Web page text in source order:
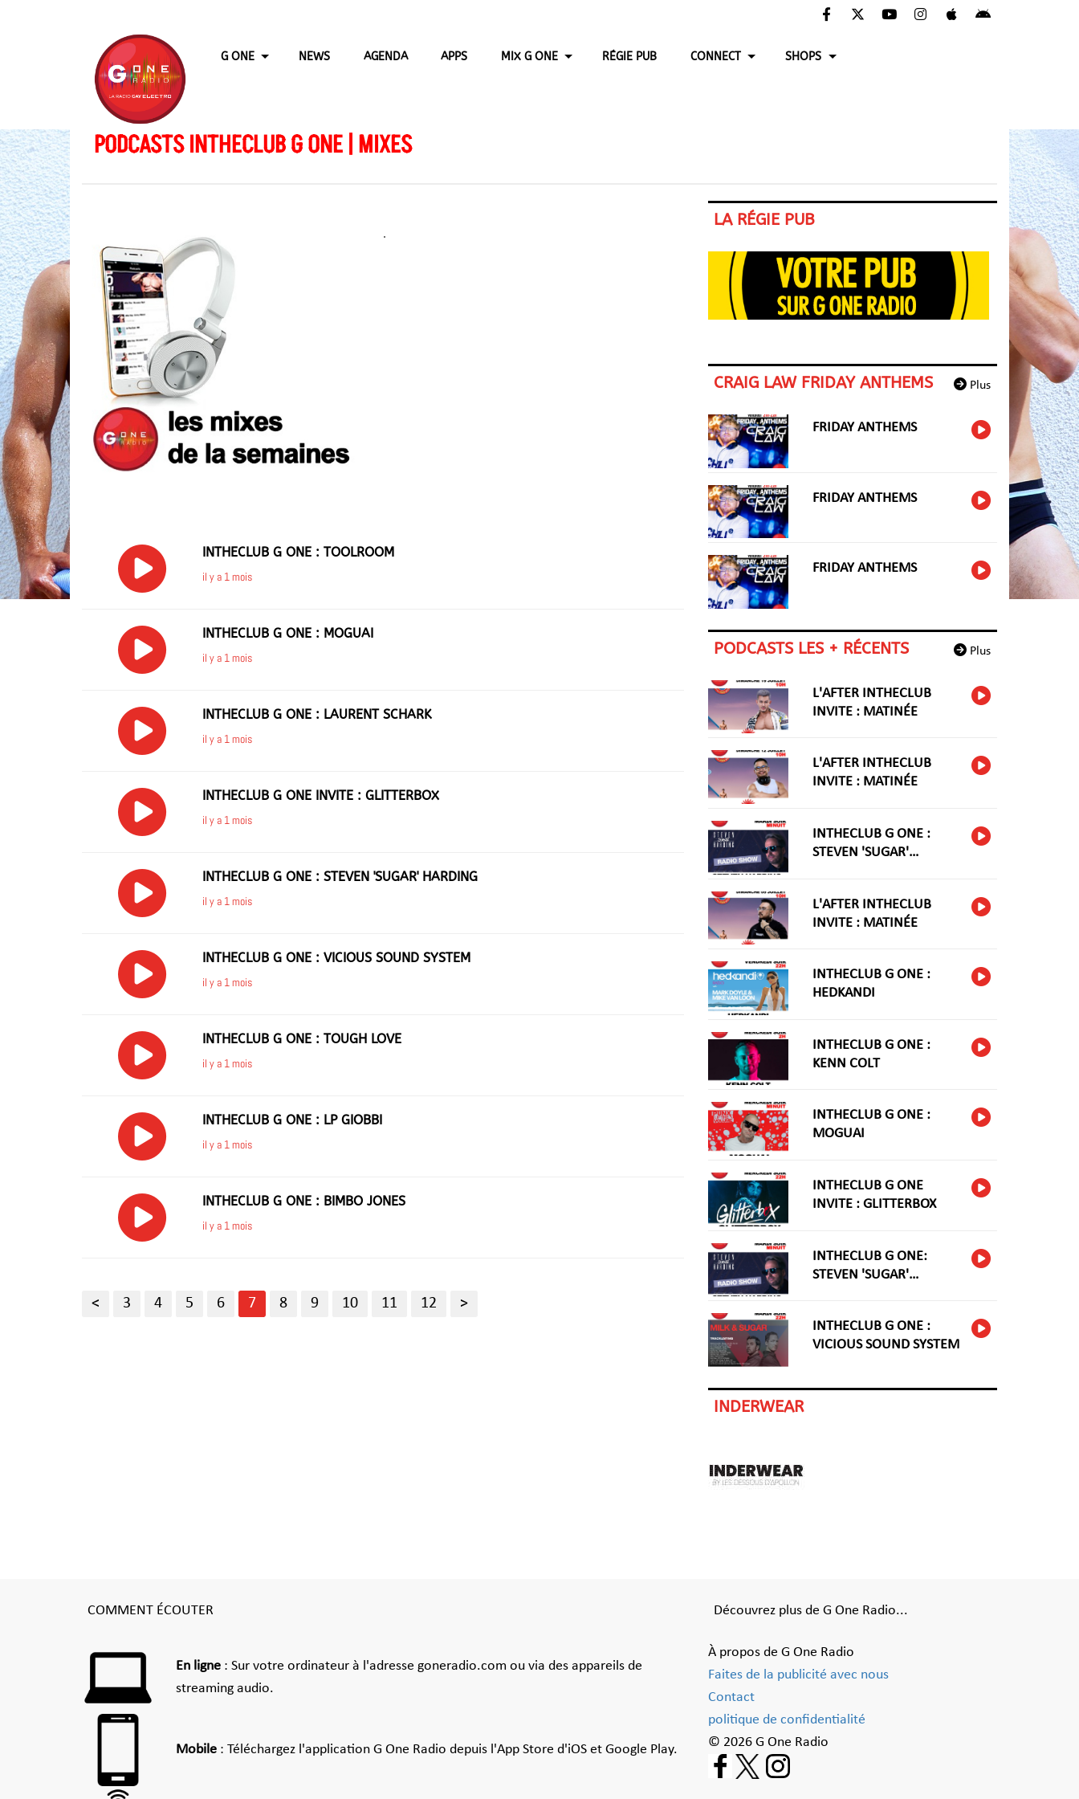
G ONE NEWS AGENDA APPS MIX G ONE RÉGIE PUB CONNECT SHOPS
PODCASTS INTHECLUB G ONE | MIXES
.
INTHECLUB G ONE : TOOLROOM
il y a 1 mois
INTHECLUB G ONE : MOGUAI
il y a 1 mois
INTHECLUB G ONE : LAURENT SCHARK
il y a 1 mois
INTHECLUB G ONE INVITE : GLITTERBOX
il y a 1 mois
INTHECLUB G ONE : STEVEN 'SUGAR' HARDING
il y a 1 mois
INTHECLUB G ONE : VICIOUS SOUND SYSTEM
il y a 1 mois
INTHECLUB G ONE : TOUGH LOVE
il y a 1 mois
INTHECLUB G ONE : LP GIOBBI
il y a 1 mois
INTHECLUB G ONE : BIMBO JONES
il y a 1 mois
< 3 4 5 6 7 8 9 10 11 12 >
LA RÉGIE PUB
Plus
CRAIG LAW FRIDAY ANTHEMS
FRIDAY ANTHEMS
FRIDAY ANTHEMS
FRIDAY ANTHEMS
Plus
PODCASTS LES + RÉCENTS
L'AFTER INTHECLUB
INVITE : MATINÉE
L'AFTER INTHECLUB
INVITE : MATINÉE
INTHECLUB G ONE :
STEVEN 'SUGAR'
L'AFTER INTHECLUB
INVITE : MATINÉE
INTHECLUB G ONE :
HEDKANDI
INTHECLUB G ONE :
KENN COLT
INTHECLUB G ONE :
MOGUAI
INTHECLUB G ONE
INVITE : GLITTERBOX
INTHECLUB G ONE:
STEVEN 'SUGAR'
INTHECLUB G ONE :
VICIOUS SOUND SYSTEM
INDERWEAR
COMMENT ÉCOUTER
En ligne : Sur votre ordinateur à l'adresse goneradio.com ou via des appareils de
streaming audio.
Mobile : Téléchargez l'application G One Radio depuis l'App Store d'iOS et Google Play.
Découvrez plus de G One Radio...
À propos de G One Radio
Faites de la publicité avec nous
Contact
politique de confidentialité
© 2026 G One Radio